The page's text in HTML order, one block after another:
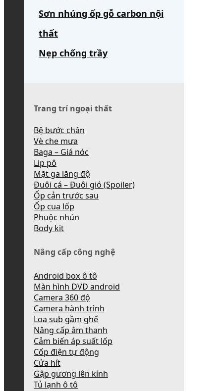
Sơn nhúng ốp gỗ carbon nội
thất
Nẹp chống trầy
Trang trí ngoại thất
Bệ bước chân
Vè che mưa
Baga – Giá nóc
Lip pô
Mặt ga lăng độ
Đuôi cá – Đuôi gió (Spoiler)
Ốp cản trước sau
Ốp cua lốp
Phuộc nhún
Body kit
Nâng cấp công nghệ
Android box ô tô
Màn hình DVD android
Camera 360 độ
Camera hành trình
Loa sub gầm ghế
Nâng cấp âm thanh
Cảm biến áp suất lốp
Cốp điện tự động
Cửa hít
Gập gương lên kính
Tủ lạnh ô tô